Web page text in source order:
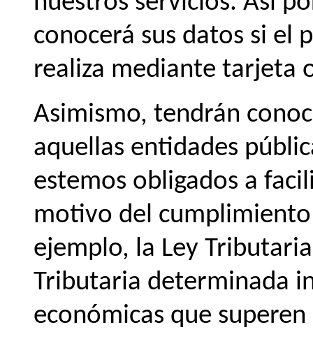
conocerá sus datos si el
realiza mediante tarjeta
Asimismo, tendrán
aquellas entidades
estemos obligados a
motivo del
ejemplo, la Ley
Tributaria determinada
económicas que